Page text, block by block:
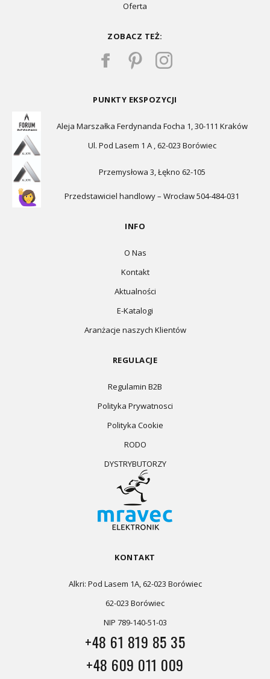
Oferta
ZOBACZ TEŻ:
PUNKTY EKSPOZYCJI
Aleja Marszałka Ferdynanda Focha 1, 30-111 Kraków
Ul. Pod Lasem 1 A , 62-023 Borówiec
Przemysłowa 3, Łękno 62-105
Przedstawiciel handlowy – Wrocław 504-484-031
INFO
O Nas
Kontakt
Aktualności
E-Katalogi
Aranżacje naszych Klientów
REGULACJE
Regulamin B2B
Polityka Prywatnosci
Polityka Cookie
RODO
DYSTRYBUTORZY
KONTAKT
Alkri: Pod Lasem 1A, 62-023 Borówiec
62-023 Borówiec
NIP 789-140-51-03
+48 61 819 85 35
+48 609 011 009